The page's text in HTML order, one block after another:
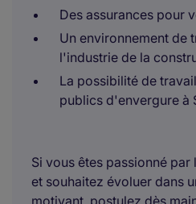
Des assurances pour
Un environnement de
l'industrie de la
La possibilité de
publics d'envergure à
Si vous êtes passionné
et souhaitez évoluer dans
motivant, postulez dès